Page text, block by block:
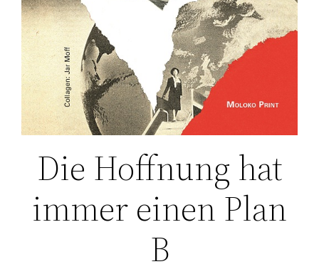
Die Hoffnung hat
immer einen Plan
B